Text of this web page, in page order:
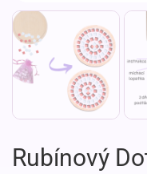
Rubínový